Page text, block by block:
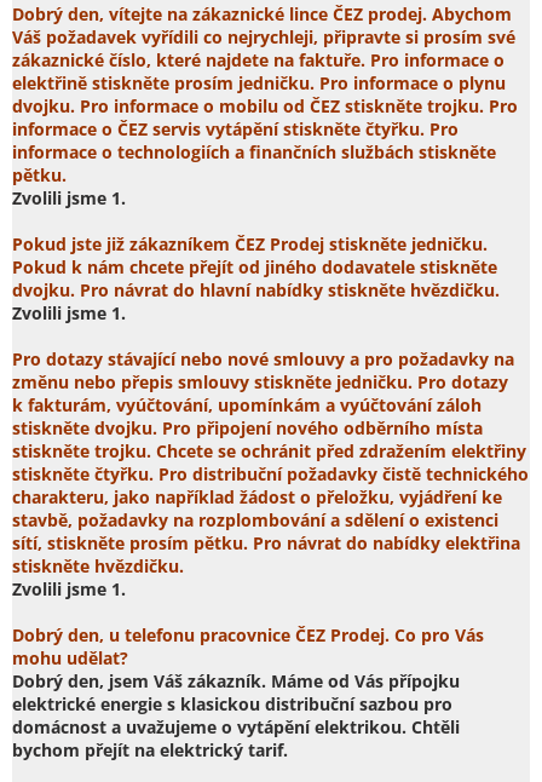
Dobrý den, vítejte na zákaznické lince ČEZ prodej. Abychom
Váš požadavek vyřídili co nejrychleji, připravte si prosím své
zákaznické číslo, které najdete na faktuře. Pro informace o
elektřině stiskněte prosím jedničku. Pro informace o plynu
dvojku. Pro informace o mobilu od ČEZ stiskněte trojku. Pro
informace o ČEZ servis vytápění stiskněte čtyřku. Pro
informace o technologiích a finančních službách stiskněte
pětku.
Zvolili jsme 1.
Pokud jste již zákazníkem ČEZ Prodej stiskněte jedničku.
Pokud k nám chcete přejít od jiného dodavatele stiskněte
dvojku. Pro návrat do hlavní nabídky stiskněte hvězdičku.
Zvolili jsme 1.
Pro dotazy stávající nebo nové smlouvy a pro požadavky na
změnu nebo přepis smlouvy stiskněte jedničku. Pro dotazy
k fakturám, vyúčtování, upomínkám a vyúčtování záloh
stiskněte dvojku. Pro připojení nového odběrního místa
stiskněte trojku. Chcete se ochránit před zdražením elektřiny
stiskněte čtyřku. Pro distribuční požadavky čistě technického
charakteru, jako například žádost o přeložku, vyjádření ke
stavbě, požadavky na rozplombování a sdělení o existenci
sítí, stiskněte prosím pětku. Pro návrat do nabídky elektřina
stiskněte hvězdičku.
Zvolili jsme 1.
Dobrý den, u telefonu pracovnice ČEZ Prodej. Co pro Vás
mohu udělat?
Dobrý den, jsem Váš zákazník. Máme od Vás přípojku
elektrické energie s klasickou distribuční sazbou pro
domácnost a uvažujeme o vytápění elektrikou. Chtěli
bychom přejít na elektrický tarif.